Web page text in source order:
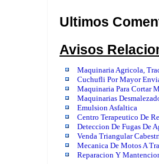
Ultimos
Avisos
Maquinaria Agricola,
Cuchufli Por Mayor
Maquinaria Para Cortar
Maquinarias
Emulsion Asfaltica
Centro Terapeutico De
Deteccion De Fugas De
Venda Triangular
Mecanica De Motos A
Reparacion Y